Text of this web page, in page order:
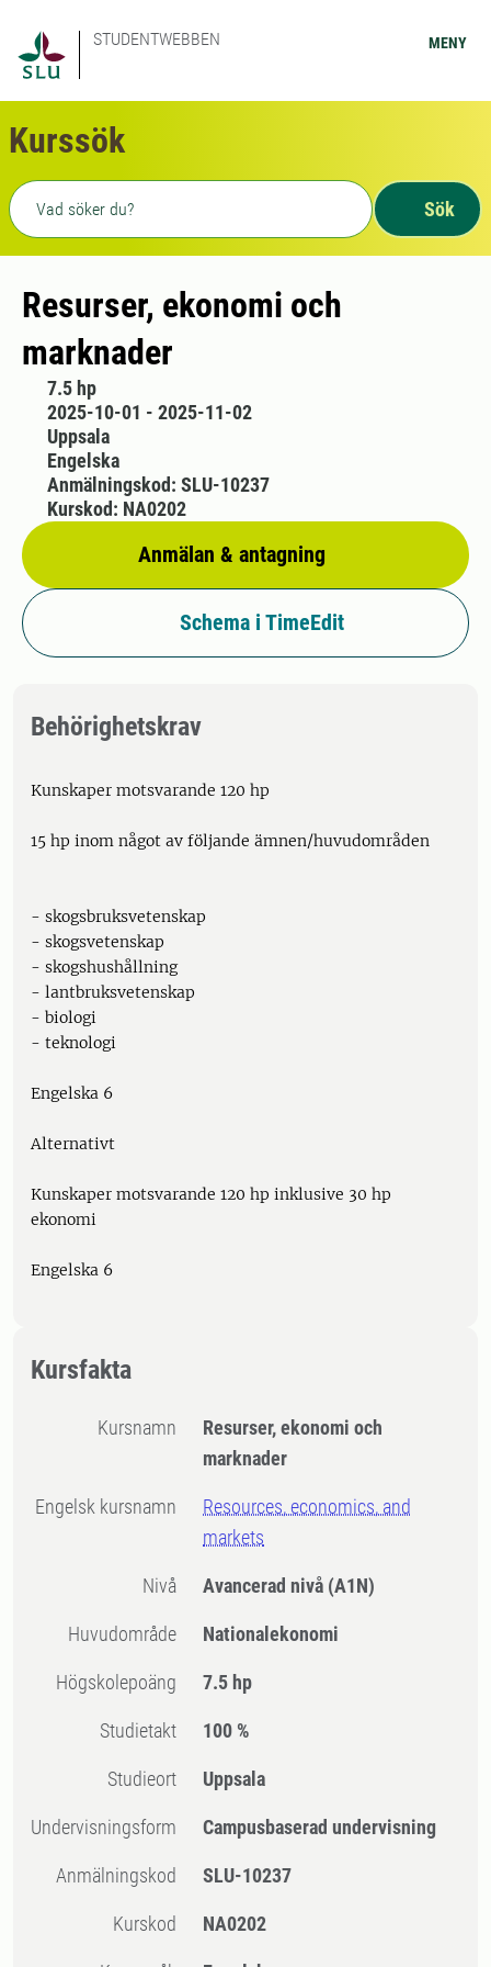
STUDENTWEBBEN MENY
Kurssök
Fritext sökning
Sök
Resurser, ekonomi och
marknader
7.5 hp
2025-10-01 - 2025-11-02
Uppsala
Engelska
Anmälan & antagning
Anmälningskod: SLU-10237
Kurskod: NA0202
Schema i TimeEdit
Behörighetskrav
Kunskaper motsvarande 120 hp
15 hp inom något av följande ämnen/huvudområden
- skogsbruksvetenskap
- skogsvetenskap
- skogshushållning
- lantbruksvetenskap
- biologi
- teknologi
Engelska 6
Alternativt
Kunskaper motsvarande 120 hp inklusive 30 hp
ekonomi
Engelska 6
Kursfakta
Kursnamn
Resurser, ekonomi och
marknader
Engelsk kursnamn
Resources, economics, and
markets
Nivå Avancerad nivå (A1N)
Huvudområde Nationalekonomi
högskolepoäng 7.5 hp
Studietakt 100 %
Studieort Uppsala
Undervisningsform Campusbaserad undervisning
Anmälningskod SLU-10237
Kurskod NA0202